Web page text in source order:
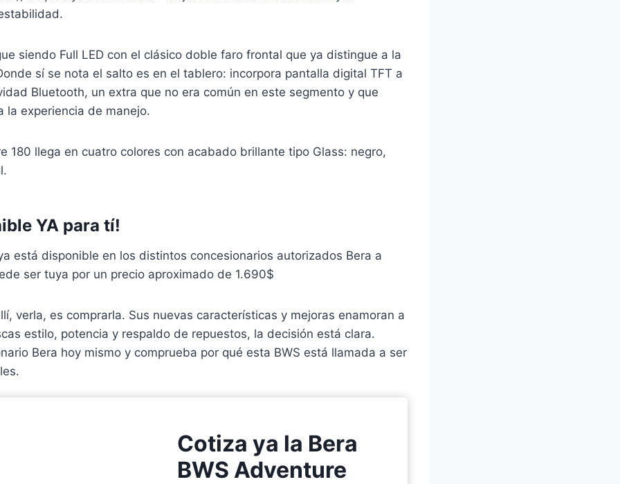
siendo Full LED con el clásico doble faro frontal que ya distingue a la
sí se nota el salto es en el tablero: incorpora pantalla digital TFT a
Bluetooth, un extra que no era común en este segmento y que
la experiencia de manejo.
180 llega en cuatro colores con acabado brillante tipo Glass: negro,
YA para tí!
está disponible en los distintos concesionarios autorizados Bera a
ser tuya por un precio aproximado de 1.690$
verla, es comprarla. Sus nuevas características y mejoras enamoran a
estilo, potencia y respaldo de repuestos, la decisión está clara.
Bera hoy mismo y comprueba por qué esta BWS está llamada a ser
Cotiza ya la Bera
BWS Adventure